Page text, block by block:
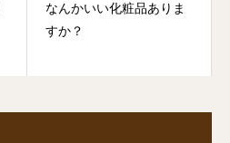
なんかいい化粧品ありま
すか？